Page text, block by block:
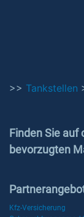
>> Tankstellen
Finden Sie auf
bevorzugten
Kfz-Versicherung